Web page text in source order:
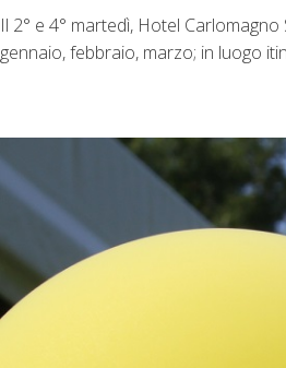
Il 2° e 4° martedì, Hotel
gennaio, febbraio, marzo; in luogo